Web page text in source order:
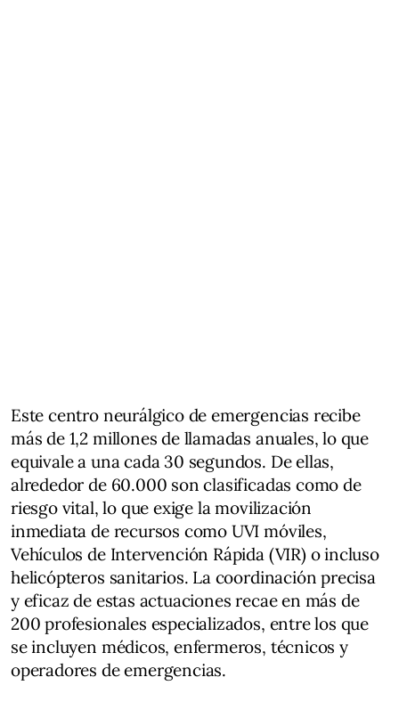
Este centro neurálgico de emergencias recibe
más de 1,2 millones de llamadas anuales, lo que
equivale a una cada 30 segundos. De ellas,
alrededor de 60.000 son clasificadas como de
riesgo vital, lo que exige la movilización
inmediata de recursos como UVI móviles,
Vehículos de Intervención Rápida (VIR) o incluso
helicópteros sanitarios. La coordinación precisa
y eficaz de estas actuaciones recae en más de
200 profesionales especializados, entre los que
se incluyen médicos, enfermeros, técnicos y
operadores de emergencias.